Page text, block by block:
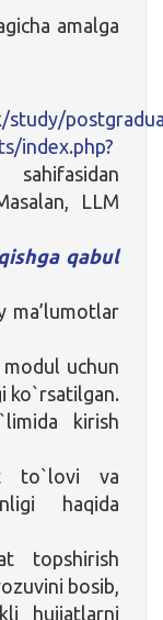
amalga
study/
index.php?
LLM
qabul
ma’lumotlar
uchun
ko`rsatilgan.
kirish
to`lovi va
haqida
topshirish
bosib,
hujjatlarni